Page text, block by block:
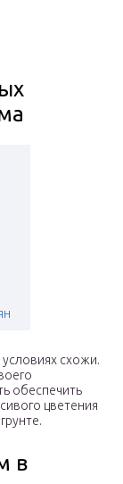
схожи.
обеспечить
цветения
в